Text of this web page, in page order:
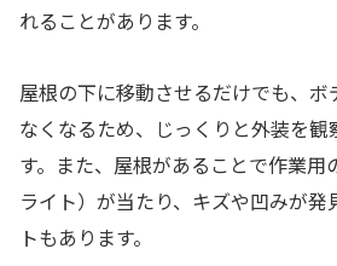
れることがあります。
屋根の下に移動させるだけでも、ボ
なくなるため、じっくりと外装を観
す。また、屋根があることで作業用
ライト）が当たり、キズや凹みが発
トもあります。